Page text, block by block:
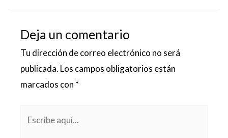
Deja un comentario
Tu dirección de correo electrónico no será
publicada. Los campos obligatorios están
marcados con *